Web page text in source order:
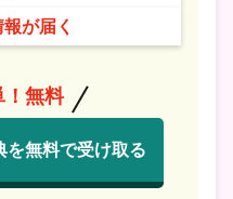
が届く
！無料
無料で受け取る